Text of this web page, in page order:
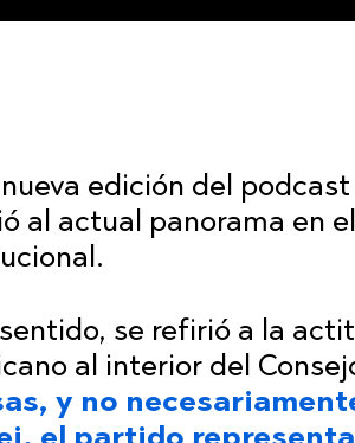
nueva edición del
al actual panorama en
sentido, se refirió a la
al interior del
y no